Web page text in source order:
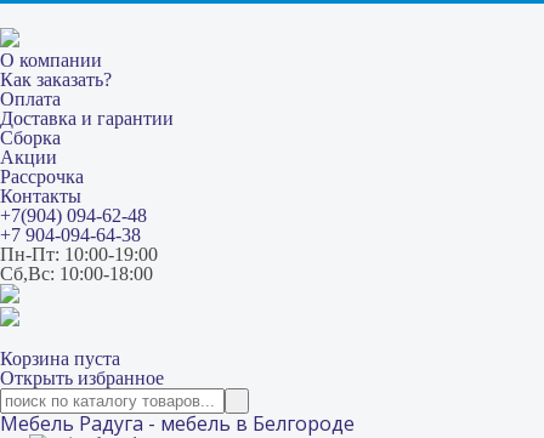
О компании
Как заказать?
Оплата
Доставка и гарантии
Сборка
Акции
Рассрочка
Контакты
+7(904) 094-62-48
+7 904-094-64-38
Пн-Пт: 10:00-19:00
Сб,Вс: 10:00-18:00
Корзина пуста
Открыть избранное
Мебель Радуга - мебель в Белгороде